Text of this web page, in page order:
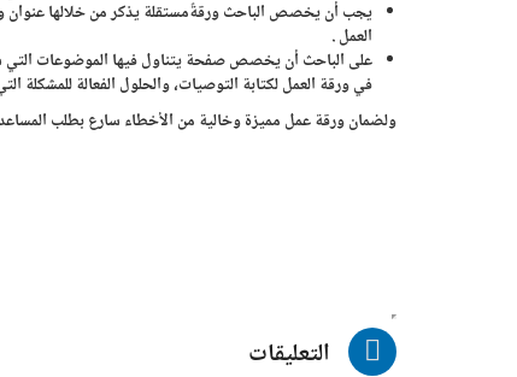
يجب أن يخصص الباحث ورقةًمستقلة يذكر من خلالها عنوان
العمل .
على الباحث أن يخصص صفحة يتناول فيها الموضوعات
في ورقة العمل لكتابة التوصيات، والحلول الفعالة للمشكلة
ولضمان ورقة عمل مميزة وخالية من الأخطاء سارع بطلب
التعليقات